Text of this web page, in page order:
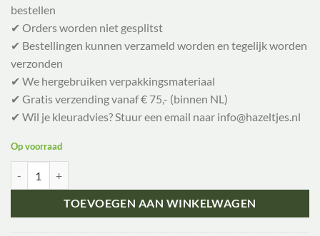
bestellen
✔ Orders worden niet gesplitst
✔ Bestellingen kunnen verzameld worden en tegelijk worden
verzonden
✔ We hergebruiken verpakkingsmateriaal
✔ Gratis verzending vanaf € 75,- (binnen NL)
✔ Wil je kleuradvies? Stuur een email naar info@hazeltjes.nl
Op voorraad
TOEVOEGEN AAN WINKELWAGEN